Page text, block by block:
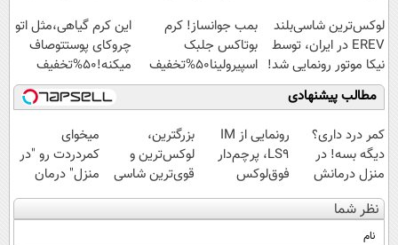
لوکس‌ترین شاسی‌بلند
EREV در ایران، توسط
نیکا موتور رونمایی شد!
بمب جوانساز! کرم
بوتاکس جلبک
اسپیرولینا50%تخفیف
این کرم گیاهی،مثل اتو
چروکای پوستتوصاف
میکنه!50%تخفیف
مطالب پیشنهادی
کمر درد داری؟
دیگه بسه! در
منزل درمانش
کن
(◀پرسش‌نامه)
رونمایی از IM
LS9، پرچم‌دار
فوق‌لوکس
EREV وارد بازار
ایران شد
بزرگترین،
لوکس‌ترین و
قوی‌ترین شاسی
بلند EREV در در
ایران رونمایی
میخوای
کمردردت رو "در
منزل" درمان
کنی؟ (◂فیلم +
◂پرسش‌نامه)
نظر شما
نام